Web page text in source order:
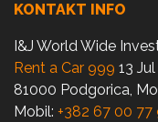
KONTAKT INFO
I&J World Wide
Rent a Car 999 13 Jul
81000 Podgorica,
Mobil: +382 67 00 77